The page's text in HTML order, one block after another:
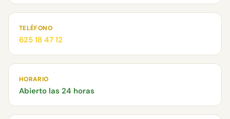
TELÉFONO
625 18 47 12
HORARIO
Abierto las 24 horas